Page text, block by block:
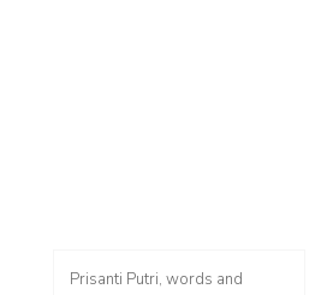
Prisanti Putri, words and